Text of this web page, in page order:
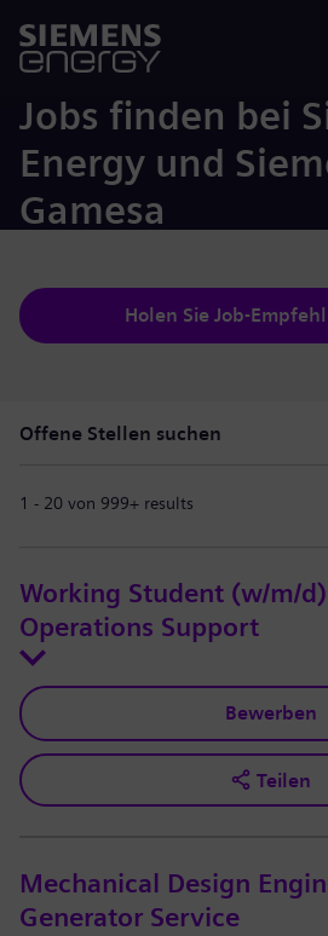
Jobs finden bei
Energy und
Gamesa
Holen Sie Job-
Offene Stellen suchen
1 - 20 von 999+ results
Working Student (w/m/
Operations Support
Bewerben
Teilen
Mechanical Design
Generator Service